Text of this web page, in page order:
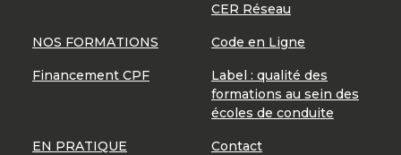
CER Réseau
NOS FORMATIONS Code en Ligne
Financement CPF
Label : qualité des
formations au sein des
écoles de conduite
EN PRATIQUE Contact